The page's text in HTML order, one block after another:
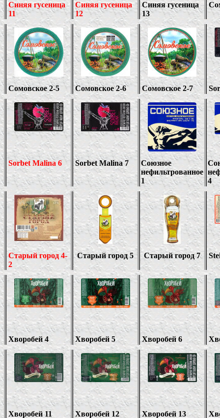
Синяя гусеница
11
Синяя гусеница
12
Синяя гусеница
13
Сомовское 2-5 Сомовское 2-6 Сомовское 2-7
Sorbet Malina 6 Sorbet Malina7
Союзное
нефильтрованное
1
4
Старый город 4-
2
Старый город 5 Старый город 7
Хворобей 4 Хворобей 5 Хворобей 6
Хворобей 11 Хворобей 12 Хворобей 13